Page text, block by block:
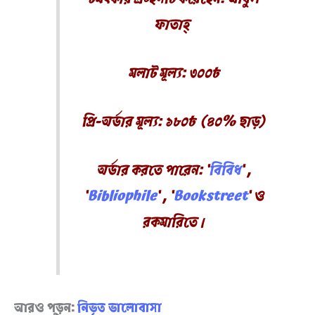
ফাতাহ্
মলাট মূল্য: ৩০০৳
প্রি-অর্ডার মূল্য: ১৮০৳ (৪০% ছাড়)
অর্ডার করতে পারেন: ‘বিবিধ‘ ,
‘Bibliophile‘ , ‘Bookstreet‘ ও
রকমারিতে।
আরও পড়ুন:নিভৃত ভালোবাসা